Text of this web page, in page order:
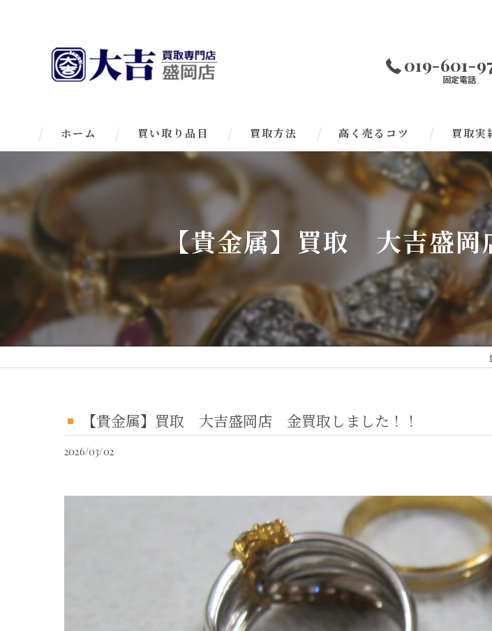
019-601-
固定電話
ホーム 買い取り品目 買取方法 高く売るコツ 買取実
【貴金属】買取 大吉盛
【貴金属】買取 大吉盛岡店 金買取しました！！
2026/03/02